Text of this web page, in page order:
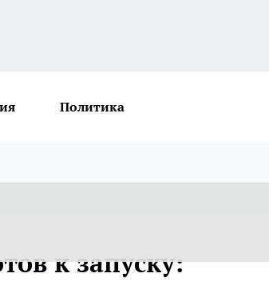
Политика
к запуску: